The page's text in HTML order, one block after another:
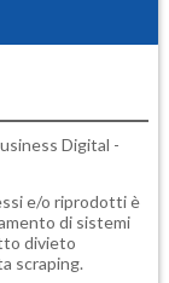
Digital -
e/o riprodotti è
di sistemi
divieto
scraping.